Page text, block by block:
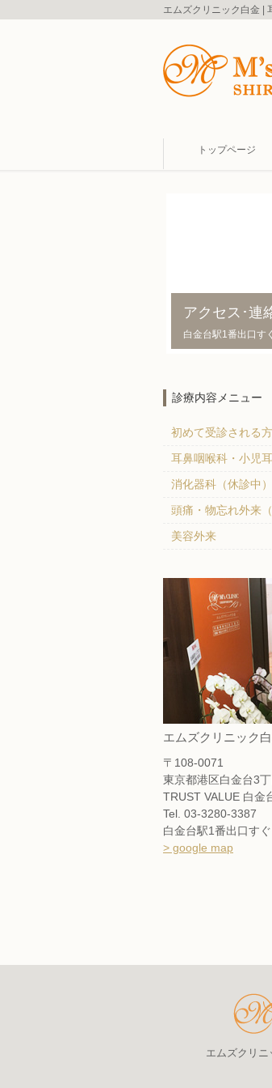
エムズクリニック白金 |
トップページ
アクセス･連
白金台駅1番出口す
診療内容メニュー
初めて受診される
耳鼻咽喉科・小児
消化器科（休診中）
頭痛・物忘れ外来（
美容外来
エムズクリニック
〒108-0071
東京都港区白金台3
TRUST VALUE 白金
Tel. 03-3280-3387
白金台駅1番出口すぐ
> google map
エムズクリニ